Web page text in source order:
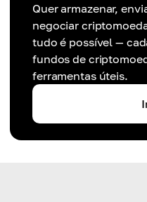
Quer armazenar,
negociar
tudo é possível —
fundos de
ferramentas úteis.